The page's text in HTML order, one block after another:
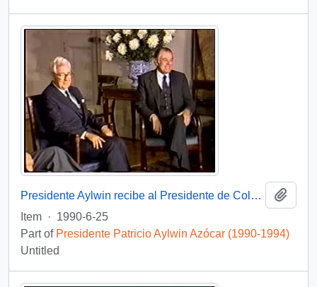
Presidente Aylwin recibe al Presidente de Colombia Virgilio Barco Vargas en la Moneda: video
Item · 1990-6-25
Part of Presidente Patricio Aylwin Azócar (1990-1994)
Untitled